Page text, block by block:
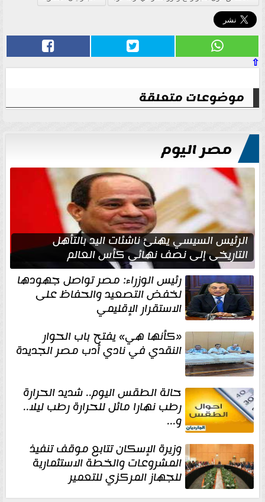
⇧
موضوعات متعلقة
مصر اليوم
الرئيس السيسي يهنئ ناشئات اليد بالتأهل
التاريخي إلى نصف نهائي كأس العالم
رئيس الوزراء: مصر تواصل جهودها
لخفض التصعيد والحفاظ على
الاستقرار الإقليمي
«كأنها هي» يفتح باب الحوار
النقدي في نادي أدب مصر الجديدة
حالة الطقس اليوم.. شديد الحرارة
رطب نهارا مائل للحرارة رطب ليلا..
و...
وزيرة الإسكان تتابع موقف تنفيذ
المشروعات والخطة الاستثمارية
للجهاز المركزي للتعمير